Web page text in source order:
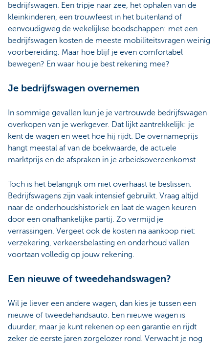
bedrijfswagen. Een tripje naar zee, het ophalen van de
kleinkinderen, een trouwfeest in het buitenland of
eenvoudigweg de wekelijkse boodschappen: met een
bedrijfswagen kosten de meeste mobiliteitsvragen weinig
voorbereiding. Maar hoe blijf je even comfortabel
bewegen? En waar hou je best rekening mee?
Je bedrijfswagen overnemen
In sommige gevallen kun je je vertrouwde bedrijfswagen
overkopen van je werkgever. Dat lijkt aantrekkelijk: je
kent de wagen en weet hoe hij rijdt. De overnameprijs
hangt meestal af van de boekwaarde, de actuele
marktprijs en de afspraken in je arbeidsovereenkomst.
Toch is het belangrijk om niet overhaast te beslissen.
Bedrijfswagens zijn vaak intensief gebruikt. Vraag altijd
naar de onderhoudshistoriek en laat de wagen keuren
door een onafhankelijke partij. Zo vermijd je
verrassingen. Vergeet ook de kosten na aankoop niet:
verzekering, verkeersbelasting en onderhoud vallen
voortaan volledig op jouw rekening.
Een nieuwe of tweedehandswagen?
Wil je liever een andere wagen, dan kies je tussen een
nieuwe of tweedehandsauto. Een nieuwe wagen is
duurder, maar je kunt rekenen op een garantie en rijdt
zeker de eerste jaren zorgelozer rond. Verwacht je nog